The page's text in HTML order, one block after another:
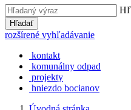
Hľadať
rozšírené vyhľadávanie
kontakt
komunálny odpad
projekty
hniezdo bocianov